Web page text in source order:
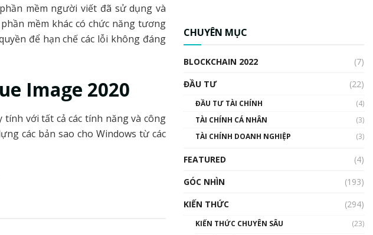
mềm người viết đã sử dụng và
mềm khác có chức năng tương
để hạn chế các lỗi không đáng
Image 2020
với tất cả các tính năng và công
các bản sao cho Windows từ các
uptrend trong năm 2023? |
Phổ cập Blockchain
00:02:14
Nhìn lại năm 2022: Những
nhân vật ảnh hưởng nhất
hệ sinh thái tiền mã hoá |
CHUYÊN MỤC
BLOCKCHAIN 2022
(7)
ĐẦU TƯ
(22)
ĐẦU TƯ TÀI CHÍNH
(4)
TÀI CHÍNH CÁ NHÂN
(3)
TÀI CHÍNH DOANH NGHIỆP
(3)
FEATURED
(4)
GÓC NHÌN
(193)
KIẾN THỨC
(294)
KIẾN THỨC CHUYÊN SÂU
(23)